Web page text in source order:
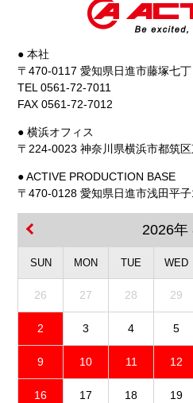
● 本社
〒470-0117 愛知県日進市藤塚七
TEL 0561-72-7011
FAX 0561-72-7012
● 横浜オフィス
〒224-0023 神奈川県横浜市都筑
● ACTIVE PRODUCTION BASE
〒470-0128 愛知県日進市浅田平
2026年
SUN MON TUE WED
26 27 28 29
2 3 4 5
9 10 11 12
16 17 18 19